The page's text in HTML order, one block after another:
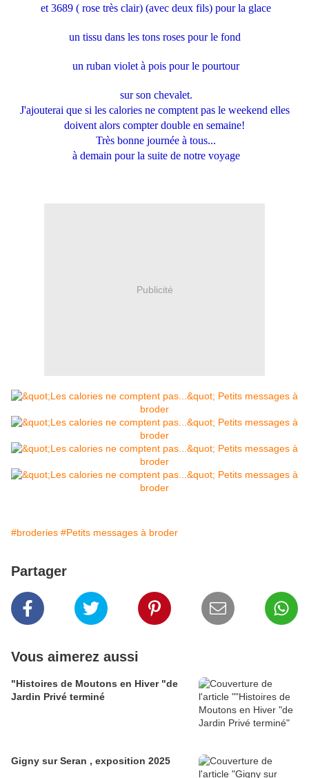
et 3689 ( rose très clair) (avec deux fils) pour la glace
un tissu dans les tons roses pour le fond
un ruban violet à pois pour le pourtour
sur son chevalet.
J'ajouterai que si les calories ne comptent pas le weekend elles
doivent alors compter double en semaine!
Très bonne journée à tous...
à demain pour la suite de notre voyage
Publicité
#broderies #Petits messages à broder
Partager
Vous aimerez aussi
"Histoires de Moutons en Hiver "de
Jardin Privé terminé
Gigny sur Seran , exposition 2025